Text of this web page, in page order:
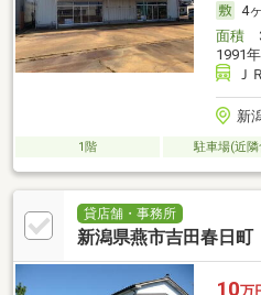
4
面積
1991
Ｊ
新
1階 駐車場(近隣
貸店舗・事務所
新潟県燕市吉田春日町
10万